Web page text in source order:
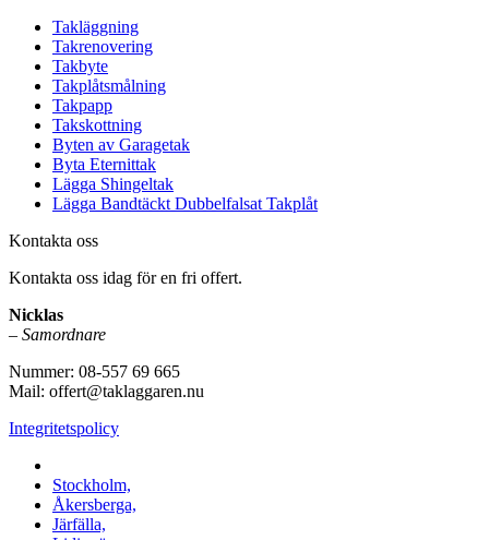
Takläggning
Takrenovering
Takbyte
Takplåtsmålning
Takpapp
Takskottning
Byten av Garagetak
Byta Eternittak
Lägga Shingeltak
Lägga Bandtäckt Dubbelfalsat Takplåt
Kontakta oss
Kontakta oss idag för en fri offert.
Nicklas
– Samordnare
Nummer: 08-557 69 665
Mail: offert@taklaggaren.nu
Integritetspolicy
Stockholm,
Åkersberga,
Järfälla,